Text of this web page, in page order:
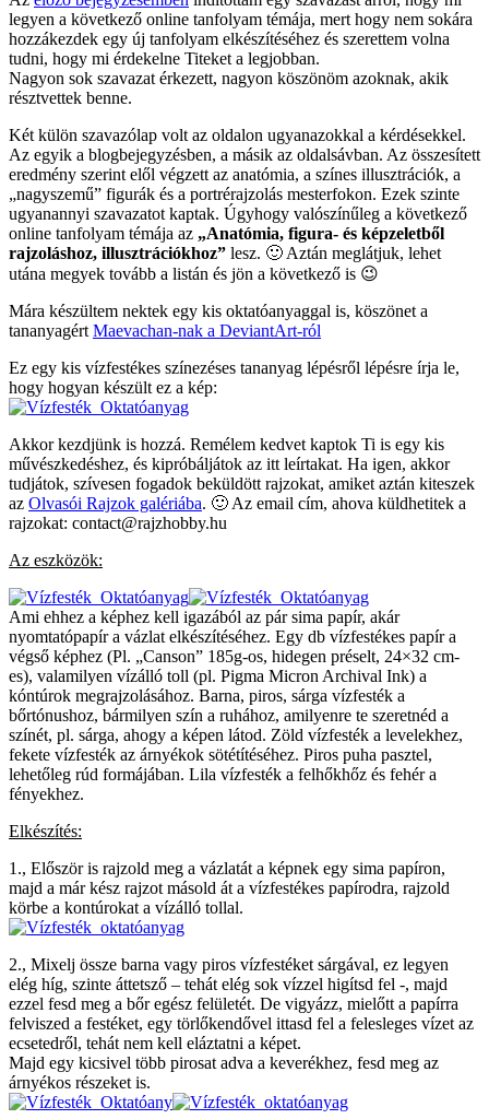
legyen a következő online tanfolyam témája, mert hogy nem sokára
hozzákezdek egy új tanfolyam elkészítéséhez és szerettem volna
tudni, hogy mi érdekelne Titeket a legjobban.
Nagyon sok szavazat érkezett, nagyon köszönöm azoknak, akik
résztvettek benne.
Két külön szavazólap volt az oldalon ugyanazokkal a kérdésekkel.
Az egyik a blogbejegyzésben, a másik az oldalsávban. Az összesített
eredmény szerint elől végzett az anatómia, a színes illusztrációk, a
„nagyszemű” figurák és a portrérajzolás mesterfokon. Ezek szinte
ugyanannyi szavazatot kaptak. Úgyhogy valószínűleg a következő
online tanfolyam témája az „Anatómia, figura- és képzeletből
rajzoláshoz, illusztrációkhoz” lesz. 🙂 Aztán meglátjuk, lehet
utána megyek tovább a listán és jön a következő is 😉
Mára készültem nektek egy kis oktatóanyaggal is, köszönet a
tananyagértMaevachan-nak a DeviantArt-ról
Ez egy kis vízfestékes színezéses tananyag lépésről lépésre írja le,
hogy hogyan készült ez a kép:
Akkor kezdjünk is hozzá. Remélem kedvet kaptok Ti is egy kis
művészkedéshez, és kipróbáljátok az itt leírtakat. Ha igen, akkor
tudjátok, szívesen fogadok beküldött rajzokat, amiket aztán kiteszek
az Olvasói Rajzok galériába. 🙂 Az email cím, ahova küldhetitek a
rajzokat: contact@rajzhobby.hu
Az eszközök:
Ami ehhez a képhez kell igazából az pár sima papír, akár
nyomtatópapír a vázlat elkészítéséhez. Egy db vízfestékes papír a
végső képhez (Pl. „Canson” 185g-os, hidegen préselt, 24×32 cm-
es), valamilyen vízálló toll (pl. Pigma Micron Archival Ink) a
kóntúrok megrajzolásához. Barna, piros, sárga vízfesték a
bőrtónushoz, bármilyen szín a ruhához, amilyenre te szeretnéd a
színét, pl. sárga, ahogy a képen látod. Zöld vízfesték a levelekhez,
fekete vízfesték az árnyékok sötétítéséhez. Piros puha pasztel,
lehetőleg rúd formájában. Lila vízfesték a felhőkhőz és fehér a
fényekhez.
Elkészítés:
1., Először is rajzold meg a vázlatát a képnek egy sima papíron,
majd a már kész rajzot másold át a vízfestékes papírodra, rajzold
körbe a kontúrokat a vízálló tollal.
2., Mixelj össze barna vagy piros vízfestéket sárgával, ez legyen
elég híg, szinte áttetsző – tehát elég sok vízzel higítsd fel -, majd
ezzel fesd meg a bőr egész felületét. De vigyázz, mielőtt a papírra
felviszed a festéket, egy törlőkendővel ittasd fel a felesleges vízet az
ecsetedről, tehát nem kell eláztatni a képet.
Majd egy kicsivel több pirosat adva a keverékhez, fesd meg az
árnyékos részeket is.